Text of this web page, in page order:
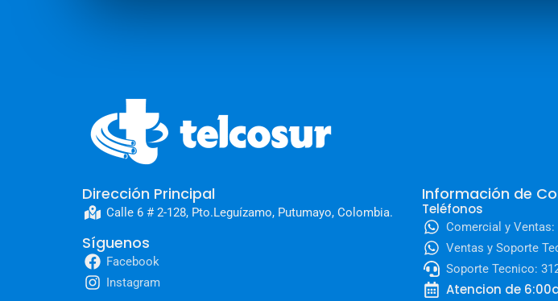
Dirección Principal
Calle 6 # 2-128, Pto.Leguízamo, Putumayo, Colombia.
Síguenos
Facebook
Instagram
Información de
Teléfonos
Comercial y Ventas:
Ventas y Soporte
Soporte Tecnico:
Atencion de